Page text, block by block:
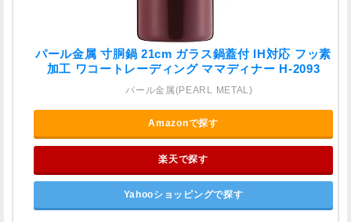
パール金属 寸胴鍋 21cm ガラス鍋蓋付 IH対応 フッ素
加工 ワコートレーディング ママディナー H-2093
パール金属(PEARL METAL)
Amazonで探す
楽天で探す
Yahooショッピングで探す